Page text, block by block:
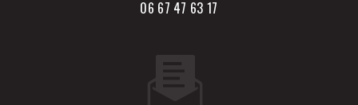
06 67 47 63 17